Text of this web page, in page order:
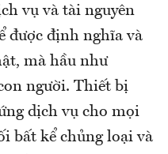
vụ và tài nguyên
được định nghĩa và
mà hầu như
người. Thiết bị
dịch vụ cho mọi
bất kể chủng loại và